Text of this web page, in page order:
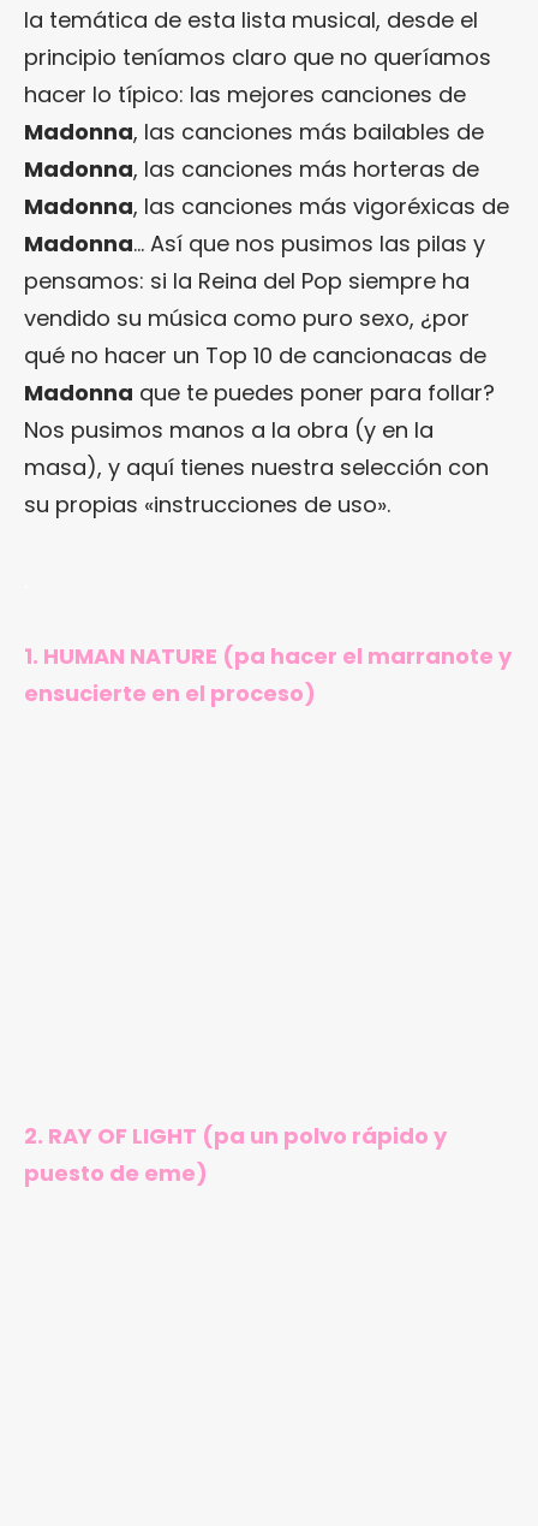
la temática de esta lista musical, desde el
principio teníamos claro que no queríamos
hacer lo típico: las mejores canciones de
Madonna, las canciones más bailables de
Madonna, las canciones más horteras de
Madonna, las canciones más vigoréxicas de
Madonna… Así que nos pusimos las pilas y
pensamos: si la Reina del Pop siempre ha
vendido su música como puro sexo, ¿por
qué no hacer un Top 10 de cancionacas de
Madonna que te puedes poner para follar?
Nos pusimos manos a la obra (y en la
masa), y aquí tienes nuestra selección con
su propias «instrucciones de uso».
1. HUMAN NATURE (pa hacer el marranote y
ensucierte en el proceso)
2. RAY OF LIGHT (pa un polvo rápido y
puesto de eme)